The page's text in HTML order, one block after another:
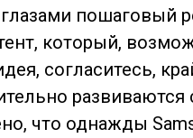
пошаговый
который,
согласитесь,
что однажды